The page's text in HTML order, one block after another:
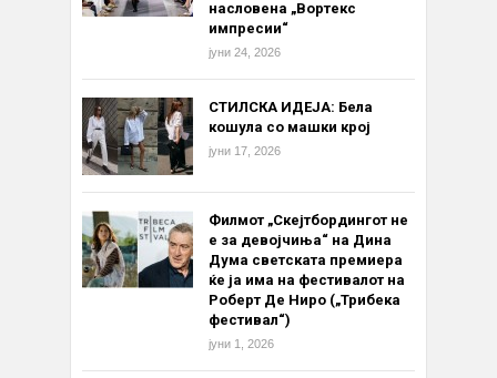
насловена „Вортекс
импресии“
јуни 24, 2026
СТИЛСКА ИДЕЈА: Бела
кошула со машки крој
јуни 17, 2026
Филмот „Скејтбордингот не
е за девојчиња“ на Дина
Дума светската премиера
ќе ја има на фестивалот на
Роберт Де Ниро („Трибека
фестивал“)
јуни 1, 2026